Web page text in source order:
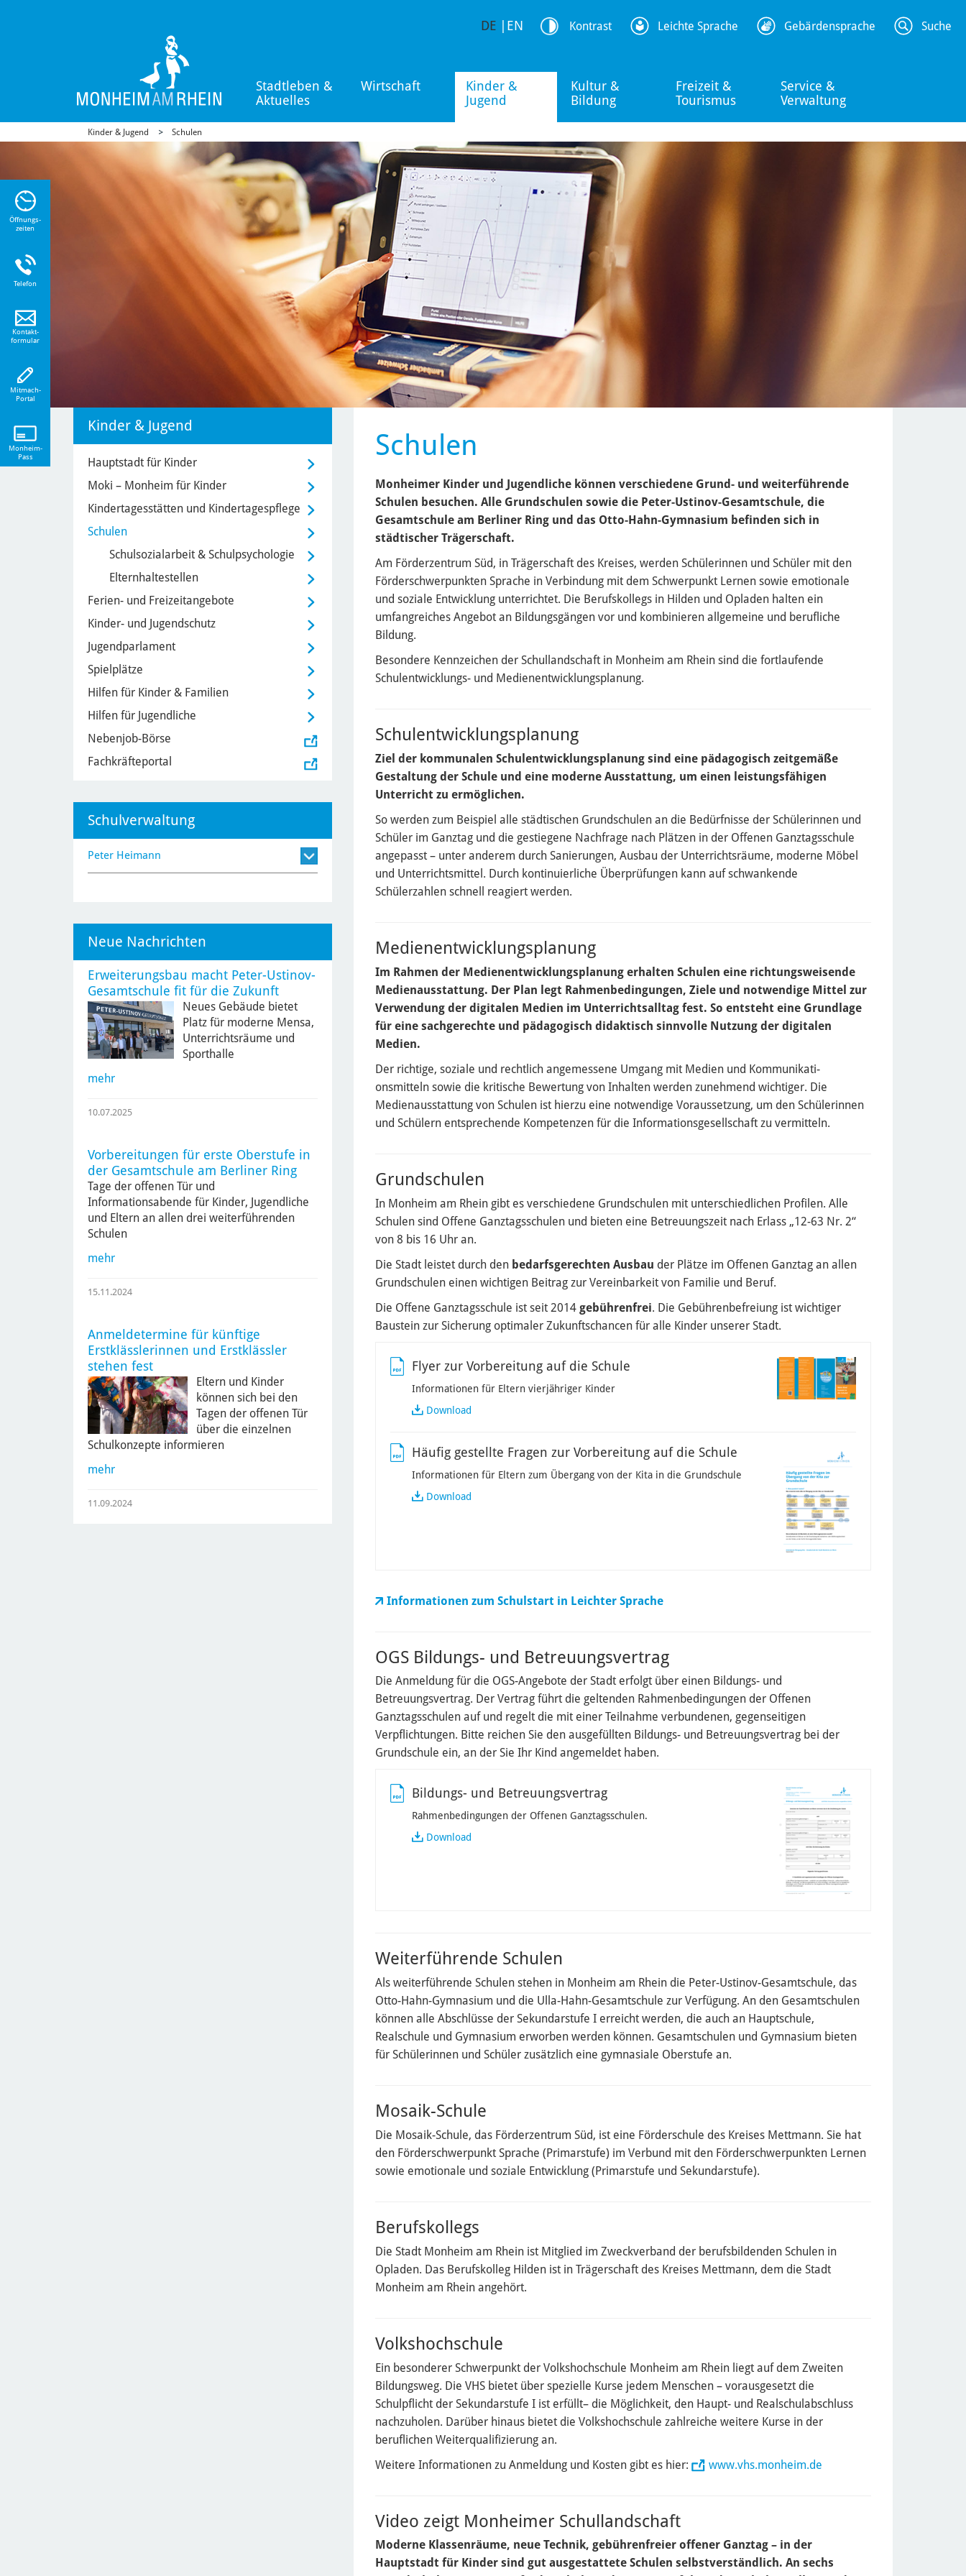
Stadtleben &
Aktuelles
Wirtschaft
Kinder &
Jugend
Kultur &
Bildung
Freizeit &
Tourismus
Service &
Verwaltung
DE EN Kontrast Leichte Sprache Gebärdensprache Suche
Kinder & Jugend Schulen
Schulen
Monheimer Kinder und Jugendliche können verschiedene Grund- und weiterführende
Schulen besuchen. Alle Grundschulen sowie die Peter-Ustinov-Gesamtschule, die
Gesamtschule am Berliner Ring und das Otto-Hahn-Gymnasium befinden sich in
städtischer Trägerschaft.
Am Förderzentrum Süd, in Trägerschaft des Kreises, werden Schülerinnen und Schüler mit den
Förderschwerpunkten Sprache in Verbindung mit dem Schwerpunkt Lernen sowie emotionale
und soziale Entwicklung unterrichtet. Die Berufskollegs in Hilden und Opladen halten ein
umfangreiches Angebot an Bildungsgängen vor und kombinieren allgemeine und berufliche
Bildung.
Besondere Kennzeichen der Schullandschaft in Monheim am Rhein sind die fortlaufende
Schulentwicklungs- und Medienentwicklungsplanung.
Schulentwicklungsplanung
Ziel der kommunalen Schulentwicklungsplanung sind eine pädagogisch zeitgemäße
Gestaltung der Schule und eine moderne Ausstattung, um einen leistungsfähigen
Unterricht zu ermöglichen.
So werden zum Beispiel alle städtischen Grundschulen an die Bedürfnisse der Schülerinnen und
Schüler im Ganztag und die gestiegene Nachfrage nach Plätzen in der Offenen Ganztagsschule
angepasst – unter anderem durch Sanierungen, Ausbau der Unterrichtsräume, moderne Möbel
und Unterrichtsmittel. Durch kontinuierliche Überprüfungen kann auf schwankende
Schülerzahlen schnell reagiert werden.
Medienentwicklungsplanung
Im Rahmen der Medienentwicklungsplanung erhalten Schulen eine richtungsweisende
Medienausstattung. Der Plan legt Rahmenbedingungen, Ziele und notwendige Mittel zur
Verwendung der digitalen Medien im Unterrichtsalltag fest. So entsteht eine Grundlage
für eine sachgerechte und pädagogisch didaktisch sinnvolle Nutzung der digitalen
Medien.
Der richtige, soziale und rechtlich angemessene Umgang mit Medien und Kommunikati-
onsmitteln sowie die kritische Bewertung von Inhalten werden zunehmend wichtiger. Die
Medienausstattung von Schulen ist hierzu eine notwendige Voraussetzung, um den Schülerinnen
und Schülern entsprechende Kompetenzen für die Informationsgesellschaft zu vermitteln.
Grundschulen
In Monheim am Rhein gibt es verschiedene Grundschulen mit unterschiedlichen Profilen. Alle
Schulen sind Offene Ganztagsschulen und bieten eine Betreuungszeit nach Erlass „12-63 Nr. 2“
von 8 bis 16 Uhr an.
Die Stadt leistet durch den bedarfsgerechten Ausbau der Plätze im Offenen Ganztag an allen
Grundschulen einen wichtigen Beitrag zur Vereinbarkeit von Familie und Beruf.
Die Offene Ganztagsschule ist seit 2014 gebührenfrei. Die Gebührenbefreiung ist wichtiger
Baustein zur Sicherung optimaler Zukunftschancen für alle Kinder unserer Stadt.
Flyer zur Vorbereitung auf die Schule
Informationen für Eltern vierjähriger Kinder
Download
auf
Schule
Häufig gestellte Fragen zur Vorbereitung auf die Schule
Informationen für Eltern zum Übergang von der Kita in die Grundschule
Download
Schule
Informationen zum Schulstart in Leichter Sprache
OGS Bildungs- und Betreuungsvertrag
Die Anmeldung für die OGS-Angebote der Stadt erfolgt über einen Bildungs- und
Betreuungsvertrag. Der Vertrag führt die geltenden Rahmenbedingungen der Offenen
Ganztagsschulen auf und regelt die mit einer Teilnahme verbundenen, gegenseitigen
Verpflichtungen. Bitte reichen Sie den ausgefüllten Bildungs- und Betreuungsvertrag bei der
Grundschule ein, an der Sie Ihr Kind angemeldet haben.
Bildungs- und Betreuungsvertrag
Rahmenbedingungen der Offenen Ganztagsschulen.
Download
Weiterführende Schulen
Als weiterführende Schulen stehen in Monheim am Rhein die Peter-Ustinov-Gesamtschule, das
Otto-Hahn-Gymnasium und die Ulla-Hahn-Gesamtschule zur Verfügung. An den Gesamtschulen
können alle Abschlüsse der Sekundarstufe I erreicht werden, die auch an Hauptschule,
Realschule und Gymnasium erworben werden können. Gesamtschulen und Gymnasium bieten
für Schülerinnen und Schüler zusätzlich eine gymnasiale Oberstufe an.
Mosaik-Schule
Die Mosaik-Schule, das Förderzentrum Süd, ist eine Förderschule des Kreises Mettmann. Sie hat
den Förderschwerpunkt Sprache (Primarstufe) im Verbund mit den Förderschwerpunkten Lernen
sowie emotionale und soziale Entwicklung (Primarstufe und Sekundarstufe).
Berufskollegs
Die Stadt Monheim am Rhein ist Mitglied im Zweckverband der berufsbildenden Schulen in
Opladen. Das Berufskolleg Hilden ist in Trägerschaft des Kreises Mettmann, dem die Stadt
Monheim am Rhein angehört.
Volkshochschule
Ein besonderer Schwerpunkt der Volkshochschule Monheim am Rhein liegt auf dem Zweiten
Bildungsweg. Die VHS bietet über spezielle Kurse jedem Menschen – vorausgesetzt die
Schulpflicht der Sekundarstufe I ist erfüllt– die Möglichkeit, den Haupt- und Realschulabschluss
nachzuholen. Darüber hinaus bietet die Volkshochschule zahlreiche weitere Kurse in der
beruflichen Weiterqualifizierung an.
Weitere Informationen zu Anmeldung und Kosten gibt es hier:
www.vhs.monheim.de
Video zeigt Monheimer Schullandschaft
Moderne Klassenräume, neue Technik, gebührenfreier offener Ganztag – in der
Hauptstadt für Kinder sind gut ausgestattete Schulen selbstverständlich. An sechs
Kinder & Jugend
Hauptstadt für Kinder
Moki – Monheim für Kinder
Kindertagesstätten und Kindertagespflege
Schulen
Schulsozialarbeit & Schulpsychologie
Elternhaltestellen
Ferien- und Freizeitangebote
Kinder- und Jugendschutz
Jugendparlament
Spielplätze
Hilfen für Kinder & Familien
Hilfen für Jugendliche
Nebenjob-Börse
Fachkräfteportal
Schulverwaltung
Peter Heimann
Neue Nachrichten
Erweiterungsbau macht Peter-Ustinov-
Gesamtschule fit für die Zukunft
Neues Gebäude bietet
Platz für moderne Mensa,
Unterrichtsräume und
Sporthalle
mehr
10.07.2025
Vorbereitungen für erste Oberstufe in
der Gesamtschule am Berliner Ring
Tage der offenen Tür und
Informationsabende für Kinder, Jugendliche
und Eltern an allen drei weiterführenden
Schulen
mehr
15.11.2024
Anmeldetermine für künftige
Erstklässlerinnen und Erstklässler
stehen fest
Eltern und Kinder
können sich bei den
Tagen der offenen Tür
über die einzelnen
Schulkonzepte informieren
mehr
11.09.2024
Öffnungs-
zeiten
Telefon
Kontakt-
formular
Mitmach-
Portal
Monheim-
Pass
Sie
zu